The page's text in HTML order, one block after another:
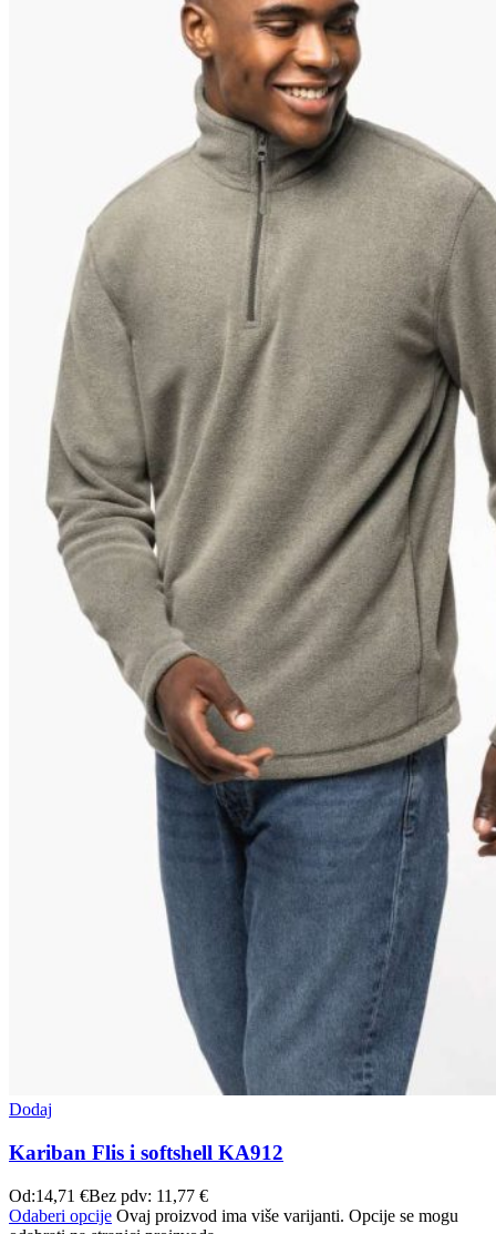
Dodaj
Kariban Flis i softshell KA912
Od:14,71 €Bez pdv: 11,77 €
Odaberi opcije Ovaj proizvod ima više varijanti. Opcije se mogu